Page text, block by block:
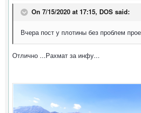
On 7/15/2020 at 17:15, DOS said:
Вчера пост у плотины без проблем
Отлично ...Рахмат за инфу...